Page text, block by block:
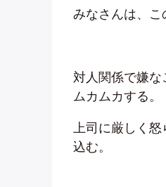
みなさんは、こ
対人関係で嫌
ムカムカする。
上司に厳しく
込む。